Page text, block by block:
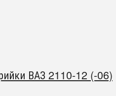
ВАЗ 2110-12 (-06)